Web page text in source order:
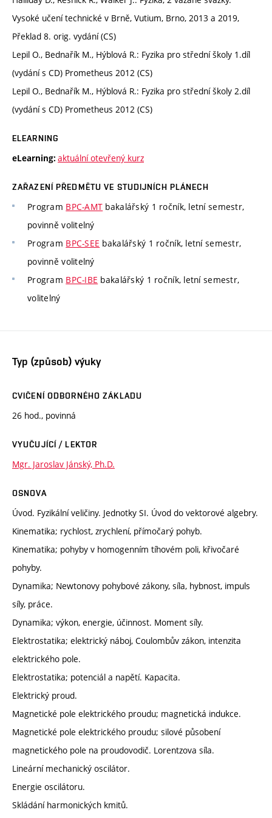
Vysoké učení technické v Brně, Vutium, Brno, 2013 a 2019,
Překlad 8. orig. vydání (CS)
Lepil O., Bednařík M., Hýblová R.: Fyzika pro střední školy 1.díl
(vydání s CD) Prometheus 2012 (CS)
Lepil O., Bednařík M., Hýblová R.: Fyzika pro střední školy 2.díl
(vydání s CD) Prometheus 2012 (CS)
ELEARNING
eLearning: aktuální otevřený kurz
ZAŘAZENÍ PŘEDMĚTU VE STUDIJNÍCH PLÁNECH
Program BPC-AMT bakalářský 1 ročník, letní semestr,
povinně volitelný
Program BPC-SEE bakalářský 1 ročník, letní semestr,
povinně volitelný
Program BPC-IBE bakalářský 1 ročník, letní semestr,
volitelný
Typ (způsob) výuky
CVIČENÍ ODBORNÉHO ZÁKLADU
26 hod., povinná
VYUČUJÍCÍ / LEKTOR
Mgr. Jaroslav Jánský, Ph.D.
OSNOVA
Úvod. Fyzikální veličiny. Jednotky SI. Úvod do vektorové algebry.
Kinematika; rychlost, zrychlení, přímočarý pohyb.
Kinematika; pohyby v homogenním tíhovém poli, křivočaré
pohyby.
Dynamika; Newtonovy pohybové zákony, síla, hybnost, impuls
síly, práce.
Dynamika; výkon, energie, účinnost. Moment síly.
Elektrostatika; elektrický náboj, Coulombův zákon, intenzita
elektrického pole.
Elektrostatika; potenciál a napětí. Kapacita.
Elektrický proud.
Magnetické pole elektrického proudu; magnetická indukce.
Magnetické pole elektrického proudu; silové působení
magnetického pole na proudovodič. Lorentzova síla.
Lineární mechanický oscilátor.
Energie oscilátoru.
Skládání harmonických kmitů.